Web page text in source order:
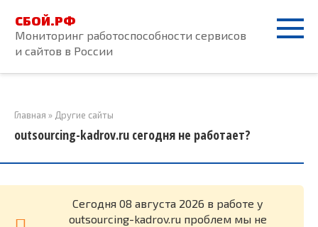
контенту
СБОЙ.РФ
Мониторинг работоспособности сервисов
и сайтов в России
Главная » Другие сайты
outsourcing-kadrov.ru сегодня не работает?
Cегодня 08 августа 2026 в работе у
outsourcing-kadrov.ru проблем мы не